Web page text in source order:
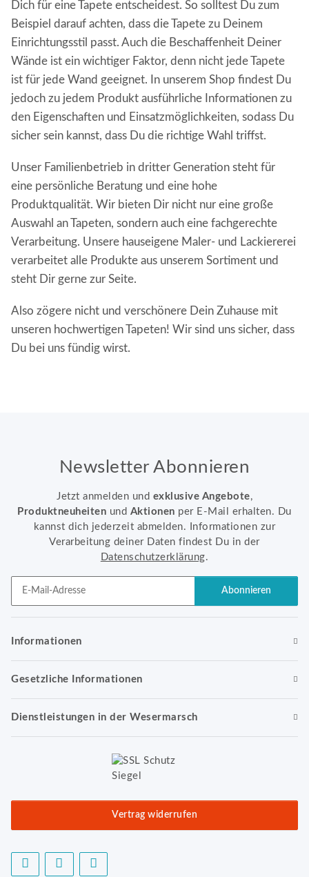
Dich für eine Tapete entscheidest. So solltest Du zum
Beispiel darauf achten, dass die Tapete zu Deinem
Einrichtungsstil passt. Auch die Beschaffenheit Deiner
Wände ist ein wichtiger Faktor, denn nicht jede Tapete
ist für jede Wand geeignet. In unserem Shop findest Du
jedoch zu jedem Produkt ausführliche Informationen zu
den Eigenschaften und Einsatzmöglichkeiten, sodass Du
sicher sein kannst, dass Du die richtige Wahl triffst.
Unser Familienbetrieb in dritter Generation steht für
eine persönliche Beratung und eine hohe
Produktqualität. Wir bieten Dir nicht nur eine große
Auswahl an Tapeten, sondern auch eine fachgerechte
Verarbeitung. Unsere hauseigene Maler- und Lackiererei
verarbeitet alle Produkte aus unserem Sortiment und
steht Dir gerne zur Seite.
Also zögere nicht und verschönere Dein Zuhause mit
unseren hochwertigen Tapeten! Wir sind uns sicher, dass
Du bei uns fündig wirst.
Newsletter Abonnieren
Jetzt anmelden und exklusive Angebote,
Produktneuheiten und Aktionen per E-Mail erhalten. Du
kannst dich jederzeit abmelden. Informationen zur
Verarbeitung deiner Daten findest Du in der
Datenschutzerklärung.
Abonnieren
Informationen
Gesetzliche Informationen
Dienstleistungen in der Wesermarsch
Vertrag widerrufen